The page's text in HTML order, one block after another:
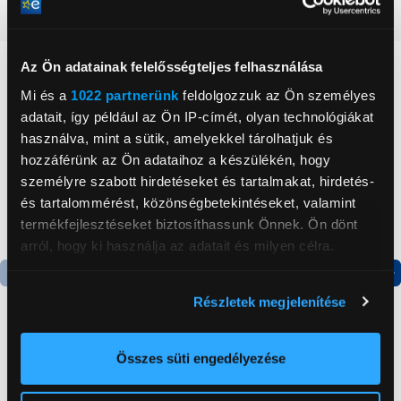
Az Ön adatainak felelősségteljes felhasználása
Mi és a 1022 partnerünk feldolgozzuk az Ön személyes
adatait, így például az Ön IP-címét, olyan technológiákat
használva, mint a sütik, amelyekkel tárolhatjuk és
hozzáférünk az Ön adataihoz a készülékén, hogy
személyre szabott hirdetéseket és tartalmakat, hirdetés-
és tartalommérést, közönségbetekintéseket, valamint
termékfejlesztéseket biztosíthassunk Önnek. Ön dönt
arról, hogy ki használja az adatait és milyen célra.
elhelyezkedéséről pár méteres pontossággal
Az Ön készülékén beazonosítása annak konkrét
Részletek megjelenítése
Összes süti engedélyezése
Részletes ismertető
Neked ajánljuk
Gorenje NRS8182KX Side
Termék adatlap
Gorenje N619EAXL4
kombinált hűtőszekrény